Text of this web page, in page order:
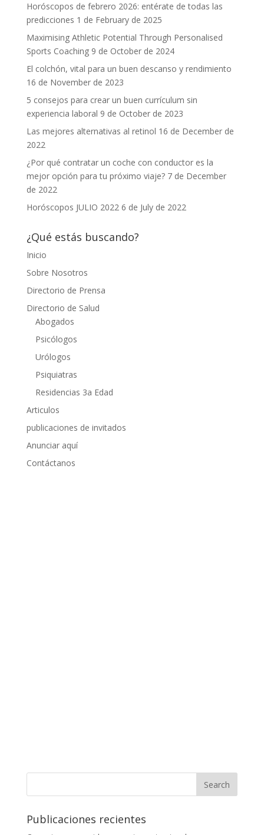
Horóscopos de febrero 2026: entérate de todas las
predicciones 1 de February de 2025
Maximising Athletic Potential Through Personalised
Sports Coaching 9 de October de 2024
El colchón, vital para un buen descanso y rendimiento
16 de November de 2023
5 consejos para crear un buen currículum sin
experiencia laboral 9 de October de 2023
Las mejores alternativas al retinol 16 de December de
2022
¿Por qué contratar un coche con conductor es la
mejor opción para tu próximo viaje? 7 de December
de 2022
Horóscopos JULIO 2022 6 de July de 2022
¿Qué estás buscando?
Inicio
Sobre Nosotros
Directorio de Prensa
Directorio de Salud
Abogados
Psicólogos
Urólogos
Psiquiatras
Residencias 3a Edad
Articulos
publicaciones de invitados
Anunciar aquí
Contáctanos
Publicaciones recientes